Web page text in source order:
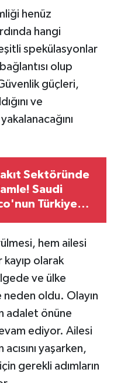
henüz
hangi
spekülasyonlar
olup
güçleri,
ve
Sektöründe
Saudi
Türkiye
hem ailesi
olarak
ve ülke
oldu. Olayın
adalet önüne
ediyor. Ailesi
yaşarken,
gerekli adımların